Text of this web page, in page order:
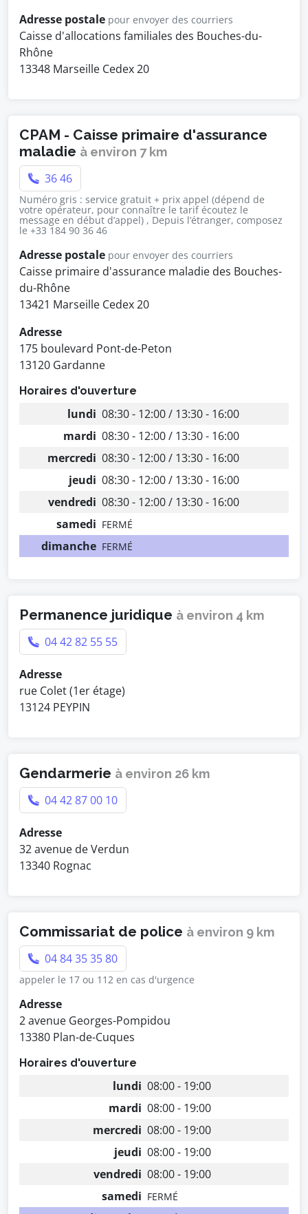
Adresse postale pour envoyer des courriers
Caisse d'allocations familiales des Bouches-du-
Rhône
13348 Marseille Cedex 20
CPAM - Caisse primaire d'assurance
maladie à environ 7 km
36 46
Numéro gris : service gratuit + prix appel (dépend de
votre opérateur, pour connaître le tarif écoutez le
message en début d’appel) , Depuis l’étranger, composez
le +33 184 90 36 46
Adresse postale pour envoyer des courriers
Caisse primaire d'assurance maladie des Bouches-
du-Rhône
13421 Marseille Cedex 20
Adresse
175 boulevard Pont-de-Peton
13120 Gardanne
Horaires d'ouverture
lundi 08:30 - 12:00 / 13:30 - 16:00
mardi 08:30 - 12:00 / 13:30 - 16:00
mercredi 08:30 - 12:00 / 13:30 - 16:00
jeudi 08:30 - 12:00 / 13:30 - 16:00
vendredi 08:30 - 12:00 / 13:30 - 16:00
samedi FERMÉ
dimanche FERMÉ
Permanence juridique à environ 4 km
04 42 82 55 55
Adresse
rue Colet (1er étage)
13124 PEYPIN
Gendarmerie à environ 26 km
04 42 87 00 10
Adresse
32 avenue de Verdun
13340 Rognac
Commissariat de police à environ 9 km
04 84 35 35 80
appeler le 17 ou 112 en cas d'urgence
Adresse
2 avenue Georges-Pompidou
13380 Plan-de-Cuques
Horaires d'ouverture
lundi 08:00 - 19:00
mardi 08:00 - 19:00
mercredi 08:00 - 19:00
jeudi 08:00 - 19:00
vendredi 08:00 - 19:00
samedi FERMÉ